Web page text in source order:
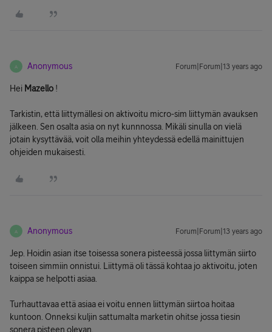
A Anonymous Forum|Forum|13 years ago
Hei Mazello !
Tarkistin, että liittymällesi on aktivoitu micro-sim liittymän avauksen
jälkeen. Sen osalta asia on nyt kunnnossa. Mikäli sinulla on vielä
jotain kysyttävää, voit olla meihin yhteydessä edellä mainittujen
ohjeiden mukaisesti.
A Anonymous Forum|Forum|13 years ago
Jep. Hoidin asian itse toisessa sonera pisteessä jossa liittymän siirto
toiseen simmiin onnistui. Liittymä oli tässä kohtaa jo aktivoitu, joten
kaippa se helpotti asiaa.
Turhauttavaa että asiaa ei voitu ennen liittymän siirtoa hoitaa
kuntoon. Onneksi kuljin sattumalta marketin ohitse jossa tiesin
sonera pisteen olevan.